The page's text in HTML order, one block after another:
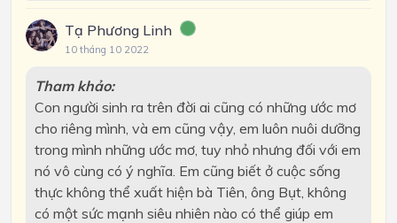
Tạ Phương Linh
10 tháng 10 2022
Tham khảo:
Con người sinh ra trên đời ai cũng có những ước mơ
cho riêng mình, và em cũng vậy, em luôn nuôi dưỡng
trong mình những ước mơ, tuy nhỏ nhưng đối với em
nó vô cùng có ý nghĩa. Em cũng biết ở cuộc sống
thực không thể xuất hiện bà Tiên, ông Bụt, không
có một sức mạnh siêu nhiên nào có thể giúp em